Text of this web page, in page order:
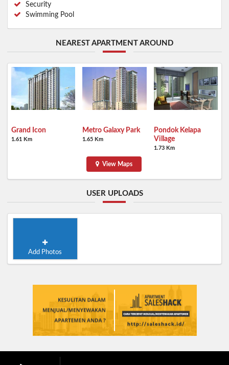
Security
Swimming Pool
NEAREST APARTMENT AROUND
Grand Icon
1.61 Km
Metro Galaxy Park
1.65 Km
Pondok Kelapa
Village
1.73 Km
View Maps
USER UPLOADS
Add Photos